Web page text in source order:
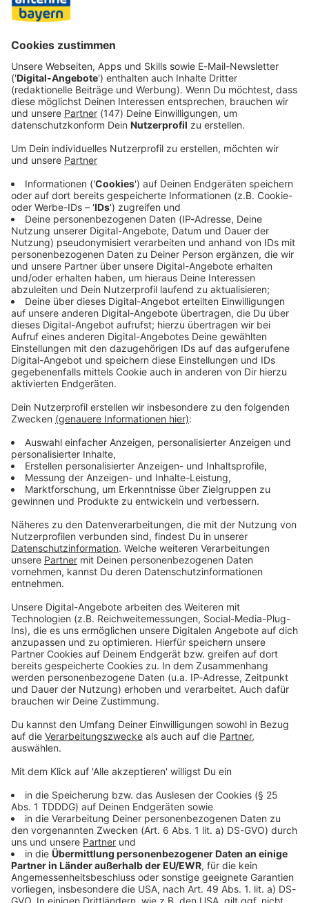
ist das noch keine Priorität für mich», sagte Kompany zur
Rekordsteigerung. Für den Trainer steht der Meistertitel
an erster Stelle.
Immer auf dem Laufenden
bleiben!
Verpass' nichts mehr - mit unserem kostenlosen
ANTENNE BAYERN Newsletter. Ob Nachrichten,
Lifestyle oder unsere neuesten Aktionen - wir
informieren dich.
Zum Newsletter anmelden
Du möchtest uns etwas sagen?
Kontaktformular
Sprachnachricht
© dpa-infocom, dpa:260209-930-661017/1
DAS KÖNNTE DICH AUCH INTERESSIEREN
Bayern